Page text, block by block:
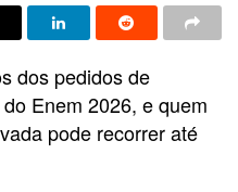
dos pedidos de
Enem 2026, e quem
pode recorrer até